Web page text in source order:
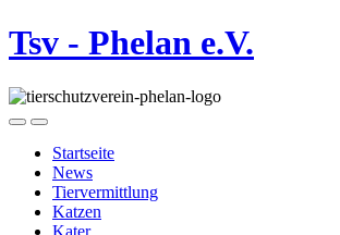
Tsv - Phelan e.V.
Startseite
News
Tiervermittlung
Katzen
Kater